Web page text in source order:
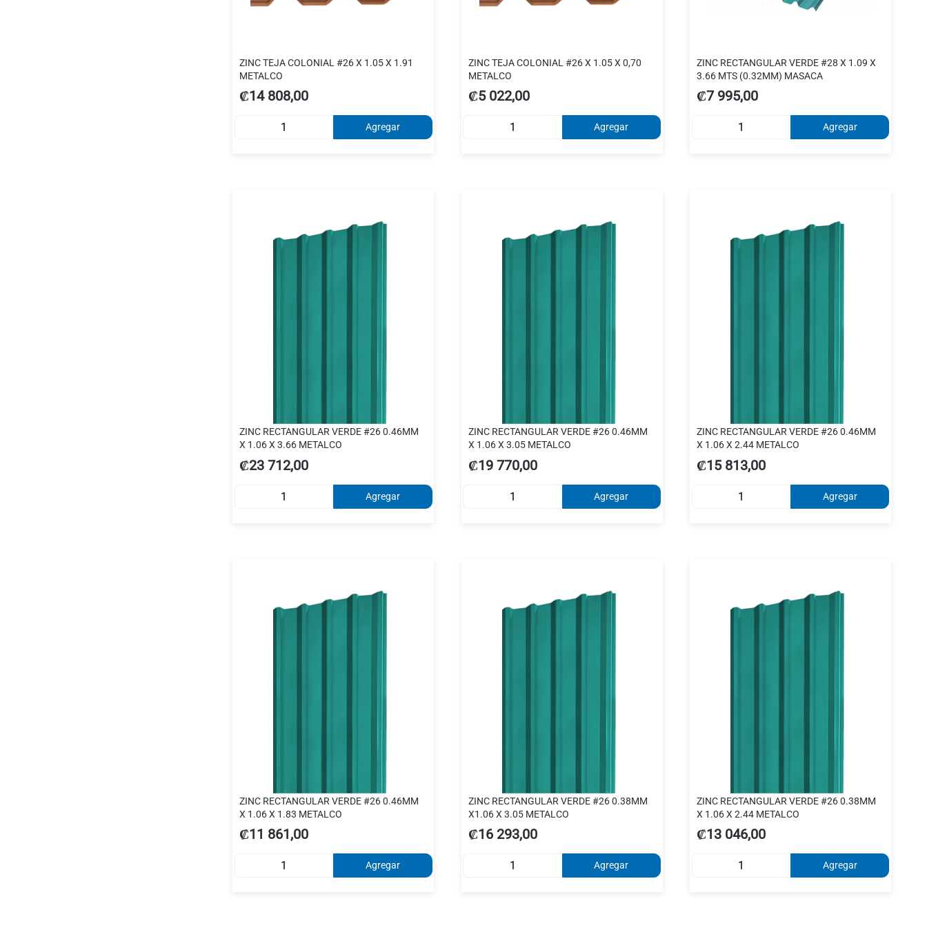
ZINC TEJA COLONIAL #26 X 1.05 X 1.91
METALCO
₡14 808,00
Agregar
ZINC TEJA COLONIAL #26 X 1.05 X 0,70
METALCO
₡5 022,00
Agregar
ZINC RECTANGULAR VERDE #28 X 1.09 X
3.66 MTS (0.32MM) MASACA
₡7 995,00
Agregar
ZINC RECTANGULAR VERDE #26 0.46MM
X 1.06 X 3.66 METALCO
₡23 712,00
Agregar
ZINC RECTANGULAR VERDE #26 0.46MM
X 1.06 X 3.05 METALCO
₡19 770,00
Agregar
ZINC RECTANGULAR VERDE #26 0.46MM
X 1.06 X 2.44 METALCO
₡15 813,00
Agregar
ZINC RECTANGULAR VERDE #26 0.46MM
X 1.06 X 1.83 METALCO
₡11 861,00
Agregar
ZINC RECTANGULAR VERDE #26 0.38MM
X1.06 X 3.05 METALCO
₡16 293,00
Agregar
ZINC RECTANGULAR VERDE #26 0.38MM
X 1.06 X 2.44 METALCO
₡13 046,00
Agregar